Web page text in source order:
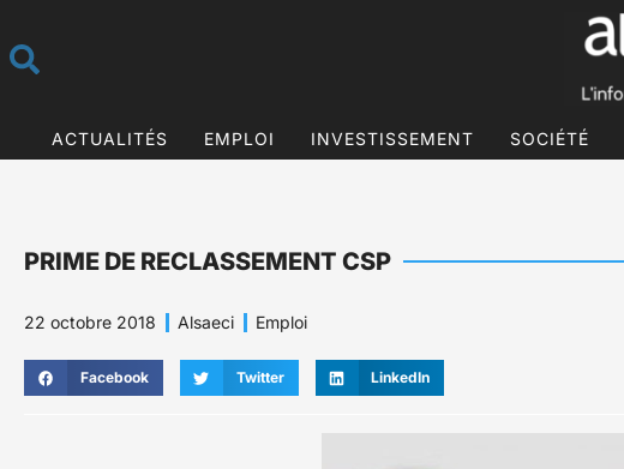
ACTUALITÉS EMPLOI INVESTISSEMENT SOCIÉTÉ
PRIME DE RECLASSEMENT CSP
22 octobre 2018 Alsaeci Emploi
Facebook Twitter LinkedIn